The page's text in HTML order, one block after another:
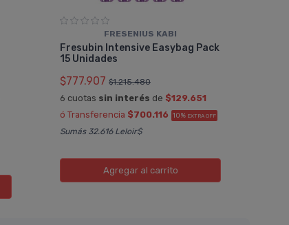
FRESENIUS KABI
Fresubin Intensive Easybag Pack
15 Unidades
$777.907 $1.215.480
6 cuotas sin interés de $129.651
ó Transferencia $700.116 10% EXTRA OFF
Sumás 32.616 Leloir$
Agregaral carrito